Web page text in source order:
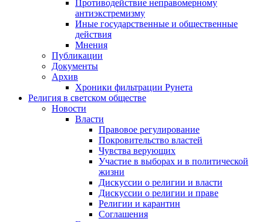
Противодействие неправомерному
антиэкстремизму
Иные государственные и общественные
действия
Мнения
Публикации
Документы
Архив
Хроники фильтрации Рунета
Религия в светском обществе
Новости
Власти
Правовое регулирование
Покровительство властей
Чувства верующих
Участие в выборах и в политической
жизни
Дискуссии о религии и власти
Дискуссии о религии и праве
Религии и карантин
Соглашения